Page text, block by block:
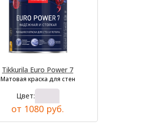
Tikkurila Euro Power 7
Матовая краска для стен
Цвет:
от 1080 руб.